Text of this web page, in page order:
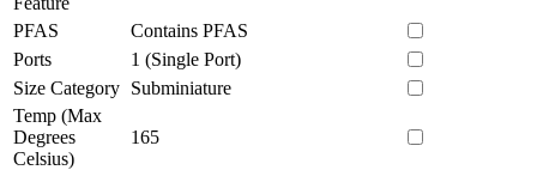
PFAS
Contains PFAS
Ports
1 (Single Port)
Size Category Subminiature
Temp (Max
Degrees
Celsius)
165